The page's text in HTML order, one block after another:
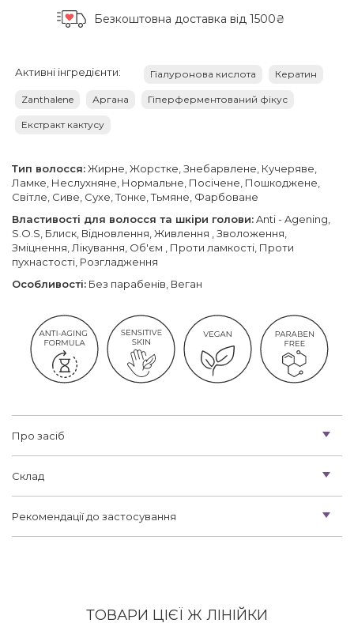
Безкоштовна доставка від 1500₴
Активні інгредієнти: Гіалуронова кислота Кератин
Zanthalene Аргана Гіперферментований фікус
Екстракт кактусу
Тип волосся:Жирне, Жорстке, Знебарвлене, Кучеряве,
Ламке, Неслухняне, Нормальне, Посічене, Пошкоджене,
Світле, Сиве, Сухе, Тонке, Тьмяне, Фарбоване
Властивості для волосся та шкіри голови:Anti - Agening,
S.O.S, Блиск, Відновлення, Живлення , Зволоження,
Зміцнення, Лікування, Об'єм , Проти ламкості, Проти
пухнастості, Розгладження
Особливості: Без парабенів, Веган
Про засіб
Склад
Рекомендації до застосування
ТОВАРИ ЦІЄЇ Ж ЛІНІЙКИ